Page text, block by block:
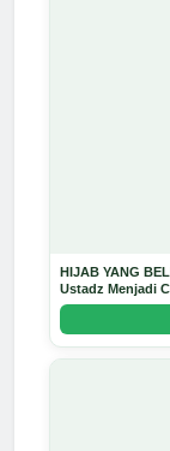
HIJAB YANG
Ustadz Menjadi